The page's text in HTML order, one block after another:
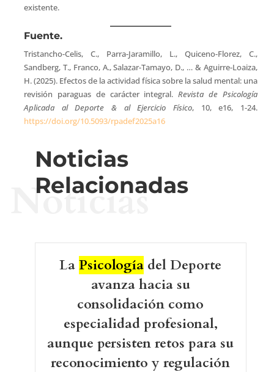
existente.
Fuente.
Tristancho-Celis, C., Parra-Jaramillo, L., Quiceno-Florez, C.,
Sandberg, T., Franco, A., Salazar-Tamayo, D., … & Aguirre-Loaiza,
H. (2025). Efectos de la actividad física sobre la salud mental: una
revisión paraguas de carácter integral.Revista de Psicología
Aplicada al Deporte & al Ejercicio Físico, 10, e16, 1-24.
https://doi.org/10.5093/rpadef2025a16
Noticias
Relacionadas
Noticias
LaPsicología del Deporte
avanza hacia su
consolidación como
especialidad profesional,
aunque persisten retos para su
reconocimiento y regulación